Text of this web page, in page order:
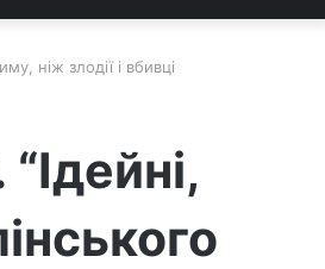
ніж злодії і вбивці